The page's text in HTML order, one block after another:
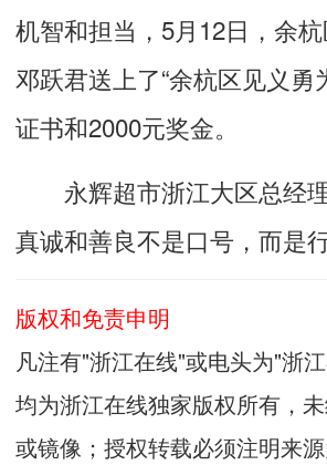
机智和担当，5月12日，余
邓跃君送上了“余杭区见义勇
证书和2000元奖金。
永辉超市浙江大区总经理
真诚和善良不是口号，而是行
版权和免责申明
凡注有"浙江在线"或电头为"浙
均为浙江在线独家版权所有，
或镜像；授权转载必须注明来